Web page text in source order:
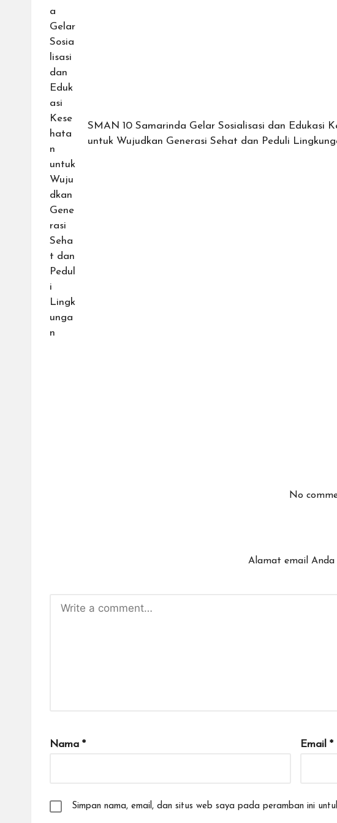
SMAN 10 Samarinda Gelar Sosialisasi dan Edukasi
untuk Wujudkan Generasi Sehat dan Peduli
No
Alamat email
Nama * Email *
Simpan nama, email, dan situs web saya pada peramban ini